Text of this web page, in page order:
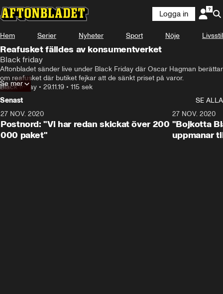
Logga in
Hem Serier Nyheter Sport Nöje Livsstil
Reafusket fälldes av konsumentverket
Black friday
Aftonbladet sänder live under Black Friday där Oscar Hagman berättar
om reafusket där butiket fejkar att de sänkt priset på varor.
Black friday • 29.11.19 • 115 sek
Se mer
Senast
SE ALLA
27 NOV. 2020
Postnord: "Vi har redan skickat över 200
000 paket"
27 NOV. 2020
"Bojkotta
uppmanar